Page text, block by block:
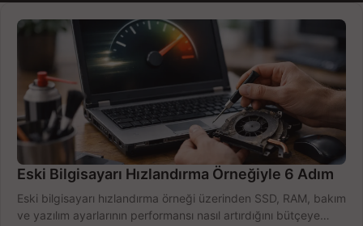
Eski Bilgisayarı Hızlandırma Örneğiyle 6 Adım
Eski bilgisayarı hızlandırma örneği üzerinden SSD, RAM, bakım
ve yazılım ayarlarının performansı nasıl artırdığını bütçeye